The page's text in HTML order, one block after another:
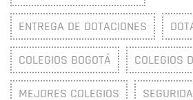
ENTREGA DE DOTACIONES
COLEGIOS BOGOTÁ COLEGIOS
MEJORES COLEGIOS